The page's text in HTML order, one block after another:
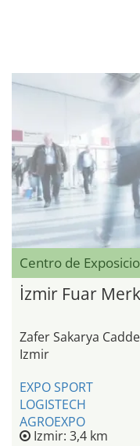
Centro de
İzmir Fuar
Zafer Sakarya
Izmir
EXPO SPORT
LOGISTECH
AGROEXPO
Izmir: 3,4 km